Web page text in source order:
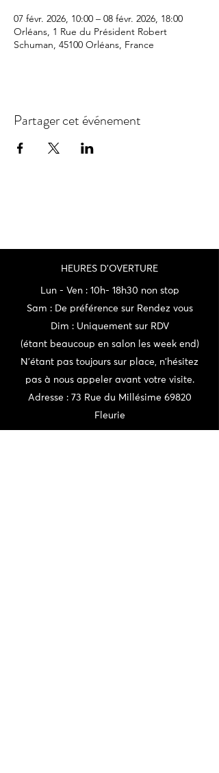
07 févr. 2026, 10:00 – 08 févr. 2026, 18:00
Orléans, 1 Rue du Président Robert
Schuman, 45100 Orléans, France
Partager cet événement
HEURES D'OVERTURE
Lun - Ven : 10h- 18h30 non stop
Sam : De préférence sur Rendez vous
Dim : Uniquement sur RDV
(étant beaucoup en salon les week end)
N'étant pas toujours sur place, n'hésitez
pas à nous appeler avant votre visite.
Adresse : 73 Rue du Millésime 69820
Fleurie